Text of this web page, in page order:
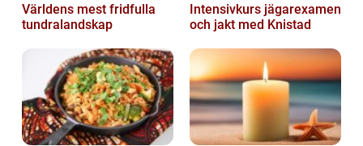
Världens mest fridfulla
tundralandskap
Intensivkurs jägarexamen
och jakt med Knistad